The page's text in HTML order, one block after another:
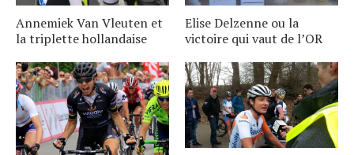
Annemiek Van Vleuten et
la triplette hollandaise
Elise Delzenne ou la
victoire qui vaut de l’OR